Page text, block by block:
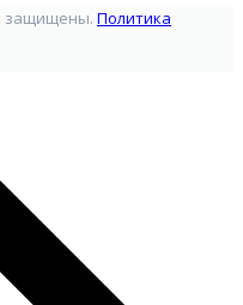
защищены. Политика